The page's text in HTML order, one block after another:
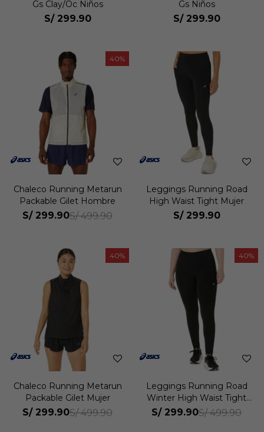
Gs Clay/Oc Niños
S/ 299.90
Gs Niños
S/ 299.90
40
Chaleco Running Metarun
Packable Gilet Hombre
S/ 299.90S/ 499.90
Leggings Running Road
High Waist Tight Mujer
S/ 299.90
40
Chaleco Running Metarun
Packable Gilet Mujer
S/ 299.90S/ 499.90
40
Leggings Running Road
Winter High Waist Tight
Mujer
S/ 299.90S/ 499.90